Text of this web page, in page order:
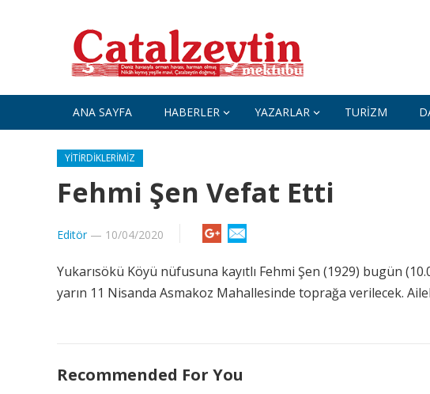
ANA SAYFA HABERLER YAZARLAR TURIZM
YITIRDIKLERIMIZ
Fehmi Şen Vefat Etti
Editör— 10/04/2020
Yukarısökü Köyü nüfusuna kayıtlı Fehmi Şen (1929) bugün
yarın 11 Nisanda Asmakoz Mahallesinde toprağa verilecek.
Recommended For You